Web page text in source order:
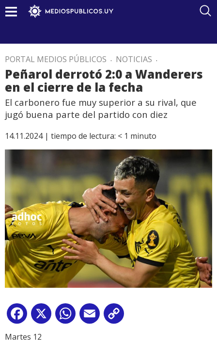
PORTAL MEDIOS PÚBLICOS . NOTICIAS .
Peñarol derrotó 2:0 a Wanderers
en el cierre de la fecha
El carbonero fue muy superior a su rival, que
jugó buena parte del partido con diez
14.11.2024 | tiempo de lectura: < 1 minuto
Facebook
X WhatsApp
Email
Martes 12